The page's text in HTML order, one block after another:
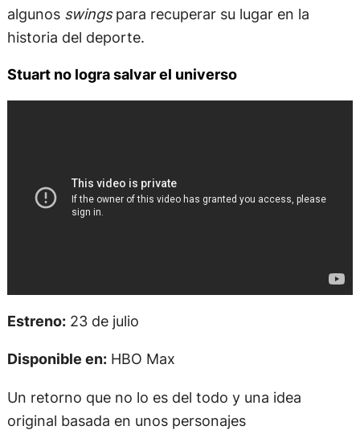
algunos swingspara recuperar su lugar en la
historia del deporte.
Stuart no logra salvar el universo
Estreno:23 de julio
Disponible en:HBO Max
Un retorno que no lo es del todo y una idea
original basada en unos personajes